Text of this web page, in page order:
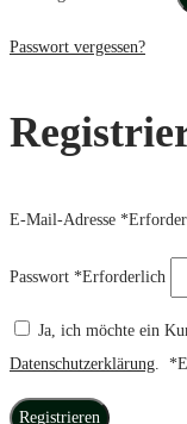
Passwort vergessen?
E-Mail-Adresse *
Passwort *Erforderlich
Ja, ich möchte ein
Datenschutzerklärung
*
Registrieren